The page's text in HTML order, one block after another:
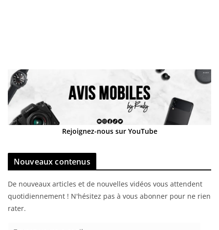
Rejoignez-nous sur YouTube
Nouveaux contenus
De nouveaux articles et de nouvelles vidéos vous attendent
quotidiennement ! N'hésitez pas à vous abonner pour ne rien
rater.